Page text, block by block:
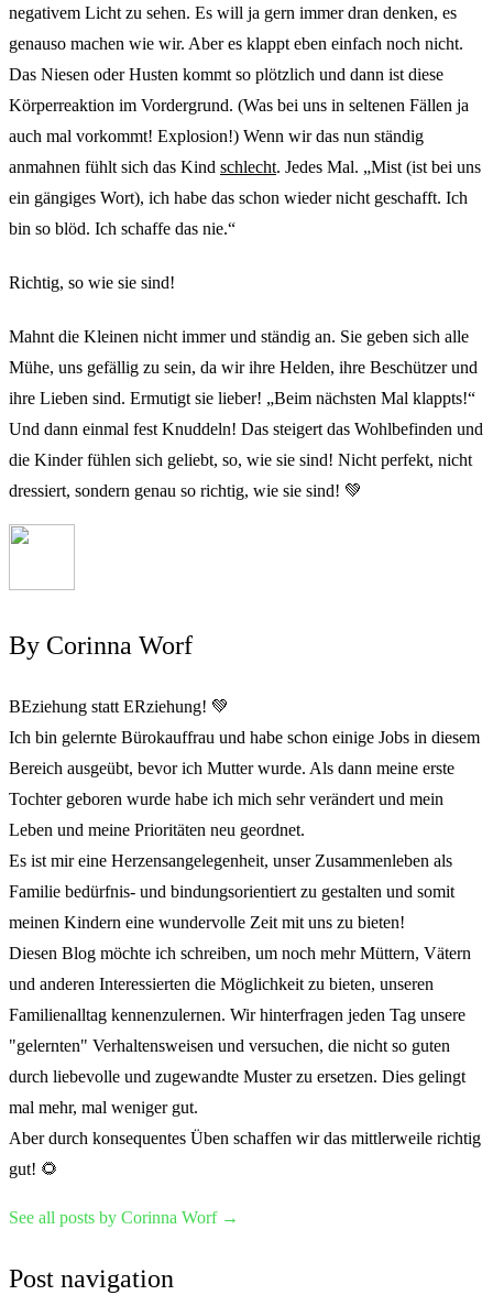
negativem Licht zu sehen. Es will ja gern immer dran denken, es
genauso machen wie wir. Aber es klappt eben einfach noch nicht.
Das Niesen oder Husten kommt so plötzlich und dann ist diese
Körperreaktion im Vordergrund. (Was bei uns in seltenen Fällen ja
auch mal vorkommt! Explosion!) Wenn wir das nun ständig
anmahnen fühlt sich das Kind schlecht. Jedes Mal. „Mist (ist bei uns
ein gängiges Wort), ich habe das schon wieder nicht geschafft. Ich
bin so blöd. Ich schaffe das nie.“
Richtig, so wie sie sind!
Mahnt die Kleinen nicht immer und ständig an. Sie geben sich alle
Mühe, uns gefällig zu sein, da wir ihre Helden, ihre Beschützer und
ihre Lieben sind. Ermutigt sie lieber! „Beim nächsten Mal klappts!“
Und dann einmal fest Knuddeln! Das steigert das Wohlbefinden und
die Kinder fühlen sich geliebt, so, wie sie sind! Nicht perfekt, nicht
dressiert, sondern genau so richtig, wie sie sind! 💚
By Corinna Worf
BEziehung statt ERziehung! 💚
Ich bin gelernte Bürokauffrau und habe schon einige Jobs in diesem
Bereich ausgeübt, bevor ich Mutter wurde. Als dann meine erste
Tochter geboren wurde habe ich mich sehr verändert und mein
Leben und meine Prioritäten neu geordnet.
Es ist mir eine Herzensangelegenheit, unser Zusammenleben als
Familie bedürfnis- und bindungsorientiert zu gestalten und somit
meinen Kindern eine wundervolle Zeit mit uns zu bieten!
Diesen Blog möchte ich schreiben, um noch mehr Müttern, Vätern
und anderen Interessierten die Möglichkeit zu bieten, unseren
Familienalltag kennenzulernen. Wir hinterfragen jeden Tag unsere
"gelernten" Verhaltensweisen und versuchen, die nicht so guten
durch liebevolle und zugewandte Muster zu ersetzen. Dies gelingt
mal mehr, mal weniger gut.
Aber durch konsequentes Üben schaffen wir das mittlerweile richtig
gut! 🌻
See all posts by Corinna Worf →
Post navigation